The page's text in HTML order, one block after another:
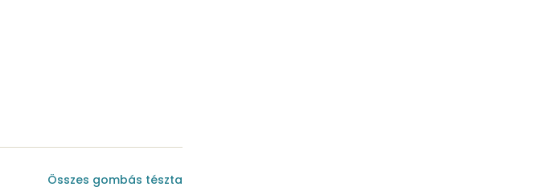
Összes gombás tészta